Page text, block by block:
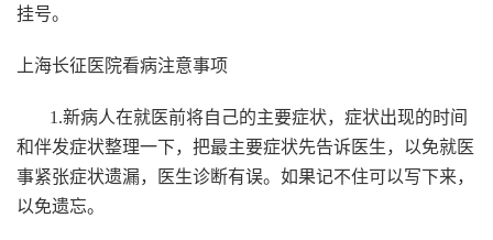
挂号。
上海长征医院看病注意事项
1.新病人在就医前将自己的主要症状，症状出现的时间
和伴发症状整理一下，把最主要症状先告诉医生，以免就医
事紧张症状遗漏，医生诊断有误。如果记不住可以写下来，
以免遗忘。